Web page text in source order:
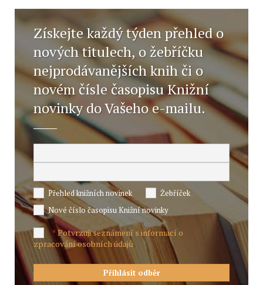
Získejte každý týden přehled o
nových titulech, o žebříčku
nejprodávanějších knih či o
novém čísle časopisu Knižní
novinky do Vašeho e-mailu.
Přehled knižních novinek
Žebříček
Nové číslo časopisu Knižní novinky
*Potvrzuji seznámení s informací o
zpracování osobních údajů